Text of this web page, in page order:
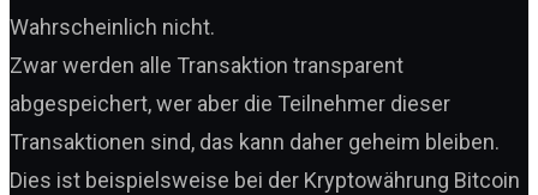
Wahrscheinlich nicht.
Zwar werden alle Transaktion transparent
abgespeichert, wer aber die Teilnehmer dieser
Transaktionen sind, das kann daher geheim bleiben.
Dies ist beispielsweise bei der Kryptowährung Bitcoin